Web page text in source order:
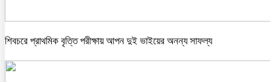
শিবচরে প্রাথমিক বৃত্তি পরীক্ষায় আপন দুই ভাইয়ের অনন্য সাফল্য